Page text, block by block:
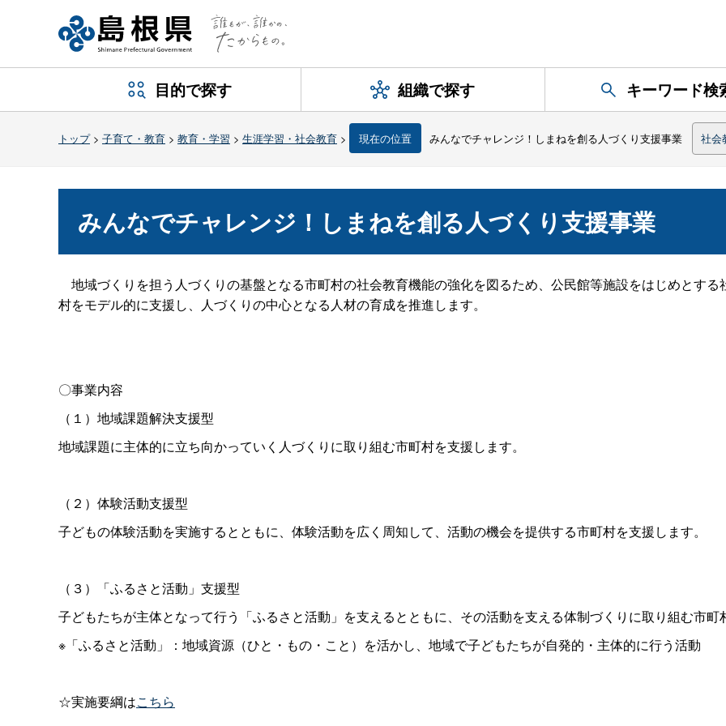
目的で探す 組織で探す キーワード検
トップ> 子育て・教育 > 教育・学習 > 生涯学習・社会教育 > 現在の位置 みんなでチャレンジ！しまねを創る人づくり支援事業 社会
みんなでチャレンジ！しまねを創る人づくり支援事業
地域づくりを担う人づくりの基盤となる市町村の社会教育機能の強化を図るため、公民館等施設をはじめとす
村をモデル的に支援し、人づくりの中心となる人材の育成を推進します。
〇事業内容
（１）地域課題解決支援型
地域課題に主体的に立ち向かっていく人づくりに取り組む市町村を支援します。
（２）体験活動支援型
子どもの体験活動を実施するとともに、体験活動を広く周知して、活動の機会を提供する市町村を支援します。
（３）「ふるさと活動」支援型
子どもたちが主体となって行う「ふるさと活動」を支えるとともに、その活動を支える体制づくりに取り組む市町
※「ふるさと活動」：地域資源（ひと・もの・こと）を活かし、地域で子どもたちが自発的・主体的に行う活動
☆実施要綱はこちら